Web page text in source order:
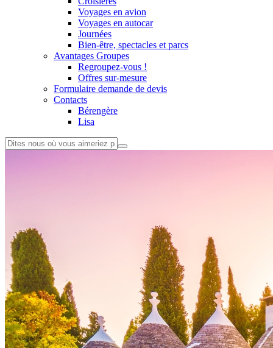
Voyages en avion
Voyages en autocar
Journées
Bien-être, spectacles et parcs
Avantages Groupes
Regroupez-vous !
Offres sur-mesure
Formulaire demande de devis
Contacts
Bérengère
Lisa